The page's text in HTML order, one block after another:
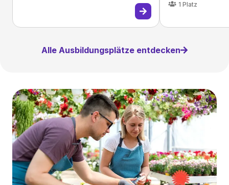
1 Platz
Alle Ausbildungsplätze entdecken